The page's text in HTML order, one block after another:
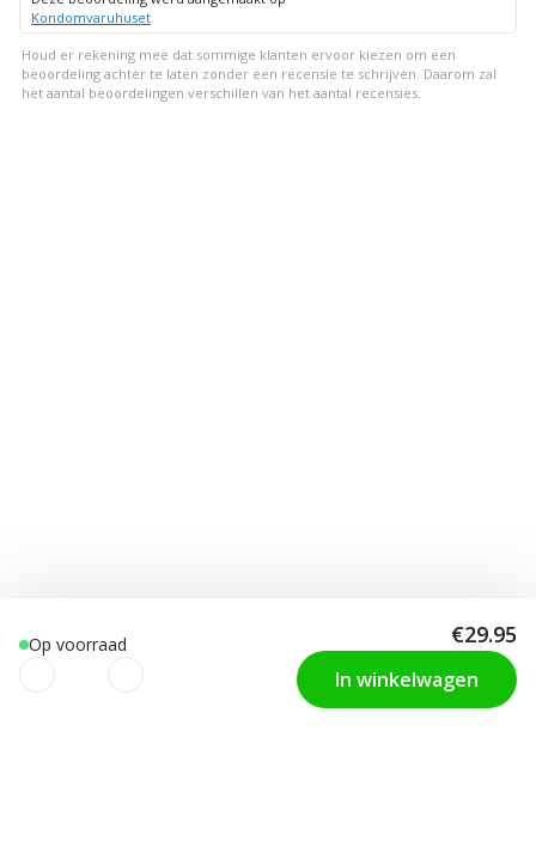
Op voorraad €29.95
In winkelwagen
Kondomvaruhuset
Houd er rekening mee dat sommige klanten ervoor kiezen om een
beoordeling achter te laten zonder een recensie te schrijven. Daarom zal
het aantal beoordelingen verschillen van het aantal recensies.